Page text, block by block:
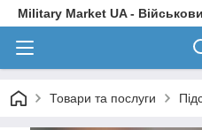
Military Market UA -
Товари та послуги